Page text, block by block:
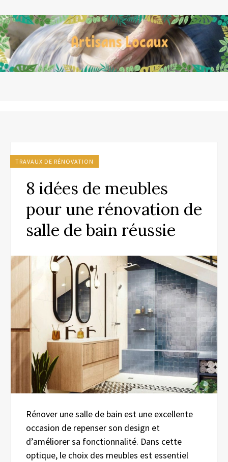
TRAVAUX DE RÉNOVATION
8 idées de meubles
pour une rénovation de
salle de bain réussie
Rénover une salle de bain est une excellente
occasion de repenser son design et
d’améliorer sa fonctionnalité. Dans cette
optique, le choix des meubles est essentiel